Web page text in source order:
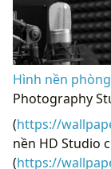
Hình nền
Photography
(https://
nền HD Studio
(https://